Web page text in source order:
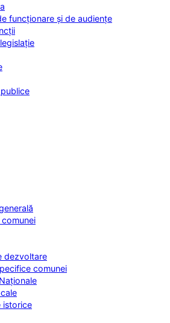
funcționare și de audiențe
dezvoltare
comunei
istorice